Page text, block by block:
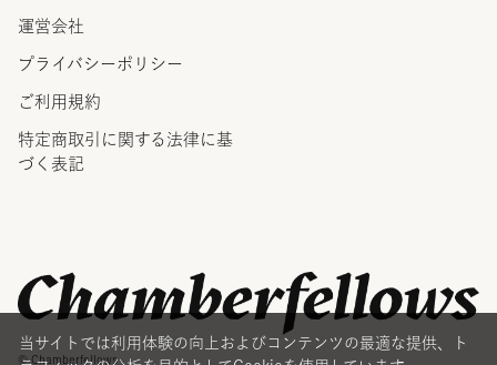
運営会社
プライバシーポリシー
ご利用規約
特定商取引に関する法律に 基
づく表記
© Chamberfellows
当サイトでは利用体験の向上およびコンテンツの最適な提供、ト